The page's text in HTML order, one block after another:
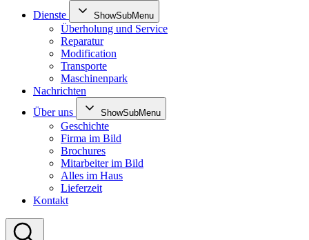
Dienste
ShowSubMenu
Überholung und Service
Reparatur
Modification
Transporte
Maschinenpark
Nachrichten
Über uns
ShowSubMenu
Geschichte
Firma im Bild
Brochures
Mitarbeiter im Bild
Alles im Haus
Lieferzeit
Kontakt